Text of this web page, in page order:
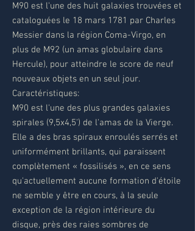
M90 est l'une des huit galaxies trouvées et
cataloguées le 18 mars 1781 par Charles
Messier dans la région Coma-Virgo, en
plus de M92 (un amas globulaire dans
Hercule), pour atteindre le score de neuf
nouveaux objets en un seul jour.
Caractéristiques:
M90 est l'une des plus grandes galaxies
spirales (9,5x4,5') de l'amas de la Vierge.
Elle a des bras spiraux enroulés serrés et
uniformément brillants, qui paraissent
complètement « fossilisés », en ce sens
qu'actuellement aucune formation d'étoile
ne semble y être en cours, à la seule
exception de la région intérieure du
disque, près des raies sombres de